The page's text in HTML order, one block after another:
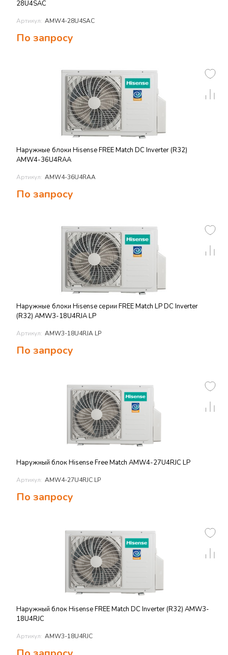
28U4SAC
Артикул: AMW4-28U4SAC
По запросу
Наружные блоки Hisense FREE Match DC Inverter (R32)
AMW4-36U4RAA
Артикул: AMW4-36U4RAA
По запросу
Наружные блоки Hisense серии FREE Match LP DC Inverter
(R32) AMW3-18U4RJA LP
Артикул: AMW3-18U4RJA LP
По запросу
Наружный блок Hisense Free Match AMW4-27U4RJC LP
Артикул: AMW4-27U4RJC LP
По запросу
Наружный блок Hisense FREE Match DC Inverter (R32) AMW3-
18U4RJС
Артикул: AMW3-18U4RJС